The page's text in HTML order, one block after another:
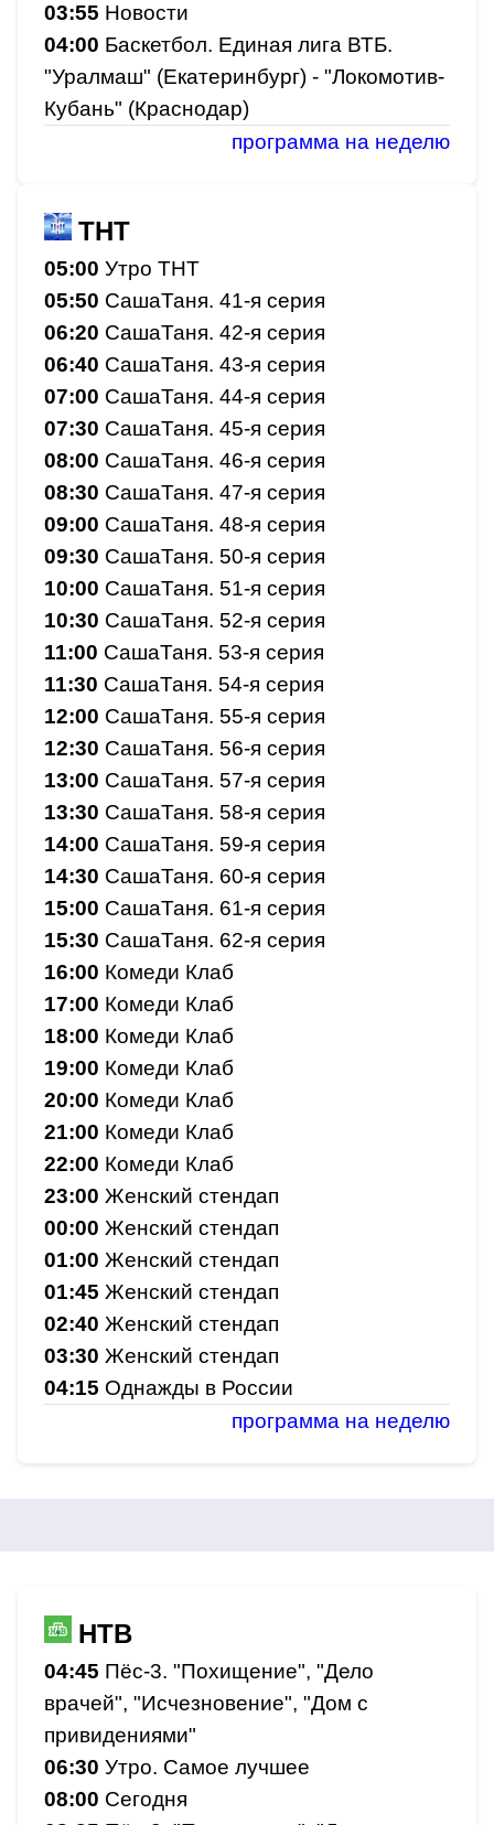
03:55 Новости
04:00 Баскетбол. Единая лига ВТБ.
"Уралмаш" (Екатеринбург) - "Локомотив-
Кубань" (Краснодар)
программа на неделю
ТНТ
05:00 Утро ТНТ
05:50 СашаТаня. 41-я серия
06:20 СашаТаня. 42-я серия
06:40 СашаТаня. 43-я серия
07:00 СашаТаня. 44-я серия
07:30 СашаТаня. 45-я серия
08:00 СашаТаня. 46-я серия
08:30 СашаТаня. 47-я серия
09:00 СашаТаня. 48-я серия
09:30 СашаТаня. 50-я серия
10:00 СашаТаня. 51-я серия
10:30 СашаТаня. 52-я серия
11:00 СашаТаня. 53-я серия
11:30 СашаТаня. 54-я серия
12:00 СашаТаня. 55-я серия
12:30 СашаТаня. 56-я серия
13:00 СашаТаня. 57-я серия
13:30 СашаТаня. 58-я серия
14:00 СашаТаня. 59-я серия
14:30 СашаТаня. 60-я серия
15:00 СашаТаня. 61-я серия
15:30 СашаТаня. 62-я серия
16:00 Комеди Клаб
17:00 Комеди Клаб
18:00 Комеди Клаб
19:00 Комеди Клаб
20:00 Комеди Клаб
21:00 Комеди Клаб
22:00 Комеди Клаб
23:00 Женский стендап
00:00 Женский стендап
01:00 Женский стендап
01:45 Женский стендап
02:40 Женский стендап
03:30 Женский стендап
04:15 Однажды в России
программа на неделю
НТВ
04:45 Пёс-3. "Похищение", "Дело
врачей", "Исчезновение", "Дом с
привидениями"
06:30 Утро. Самое лучшее
08:00 Сегодня